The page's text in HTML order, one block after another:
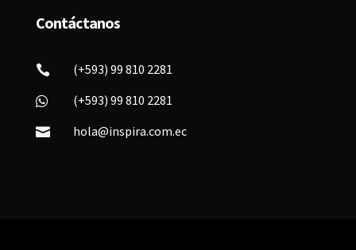
Contáctanos
 (+593) 99 810 2281
 (+593) 99 810 2281
 hola@inspira.com.ec